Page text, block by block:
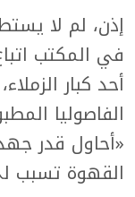
إذن، لم لا
في المكتب
أحد كبار
الفاصوليا
«أحاول قدر
القهوة تسبب